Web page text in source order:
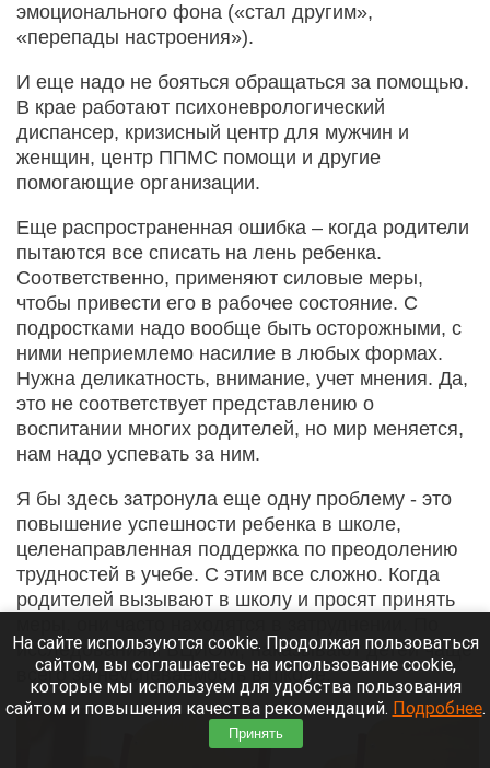
эмоционального фона («стал другим»,
«перепады настроения»).
И еще надо не бояться обращаться за помощью.
В крае работают психоневрологический
диспансер, кризисный центр для мужчин и
женщин, центр ППМС помощи и другие
помогающие организации.
Еще распространенная ошибка – когда родители
пытаются все списать на лень ребенка.
Соответственно, применяют силовые меры,
чтобы привести его в рабочее состояние. С
подростками надо вообще быть осторожными, с
ними неприемлемо насилие в любых формах.
Нужна деликатность, внимание, учет мнения. Да,
это не соответствует представлению о
воспитании многих родителей, но мир меняется,
нам надо успевать за ним.
Я бы здесь затронула еще одну проблему - это
повышение успешности ребенка в школе,
целенаправленная поддержка по преодолению
трудностей в учебе. С этим все сложно. Когда
родителей вызывают в школу и просят принять
исследованиям ВЦИОМ, наказывают детей чаще
всего за неуспеваемость в школе.
На сайте используются cookie. Продолжая пользоваться
сайтом, вы соглашаетесь на использование cookie,
которые мы используем для удобства пользования
сайтом и повышения качества рекомендаций. Подробнее.
Принять